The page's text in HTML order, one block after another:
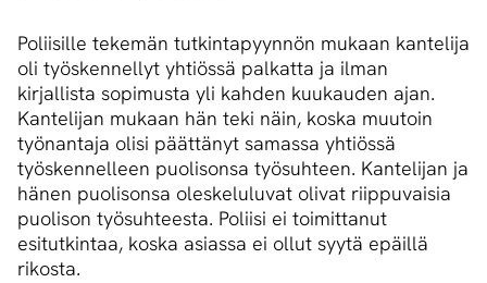
Poliisille tekemän tutkintapyynnön mukaan kantelija
oli työskennellyt yhtiössä palkatta ja ilman
kirjallista sopimusta yli kahden kuukauden ajan.
Kantelijan mukaan hän teki näin, koska muutoin
työnantaja olisi päättänyt samassa yhtiössä
työskennelleen puolisonsa työsuhteen. Kantelijan ja
hänen puolisonsa oleskeluluvat olivat riippuvaisia
puolison työsuhteesta. Poliisi ei toimittanut
esitutkintaa, koska asiassa ei ollut syytä epäillä
rikosta.